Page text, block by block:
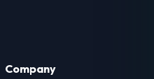
Company